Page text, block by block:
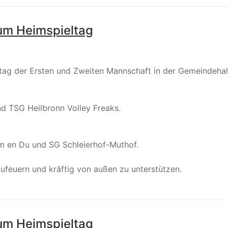
Heimspieltag
der Ersten und Zweiten Mannschaft in der
TSG Heilbronn Volley Freaks.
en Du und SG Schleierhof-Muthof.
und kräftig von außen zu unterstützen.
Heimspieltag